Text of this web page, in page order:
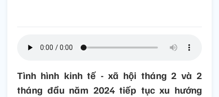
Tình hình kinh tế - xã hội tháng 2 và 2
tháng đầu năm 2024 tiếp tục xu hướng